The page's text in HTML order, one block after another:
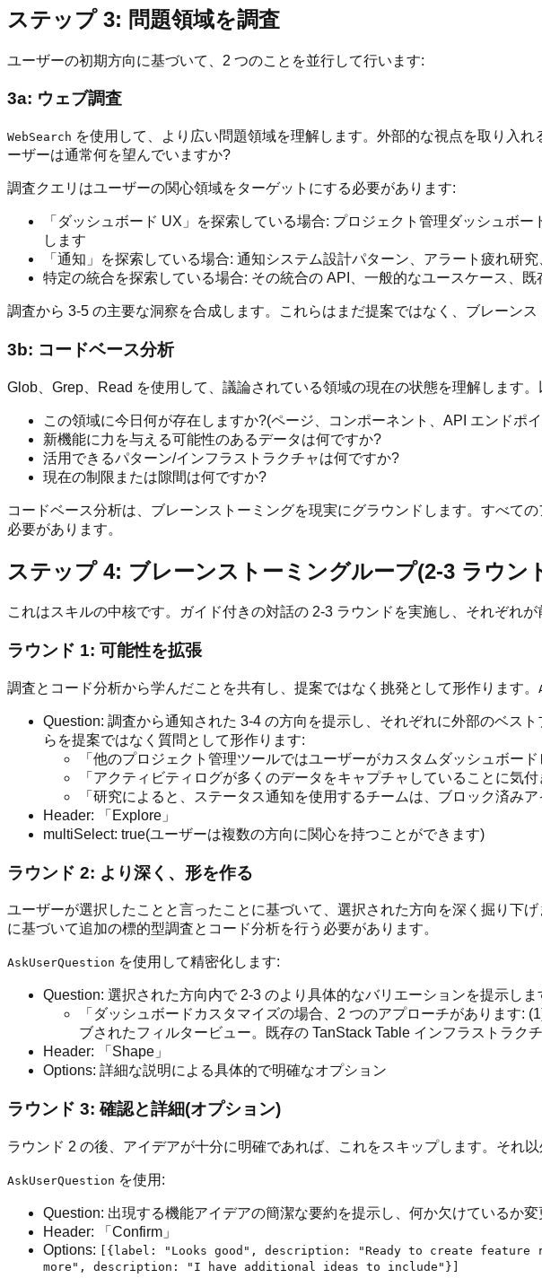
ステップ 3: 問題領域を調査
ユーザーの初期方向に基づいて、2 つのことを並行して行います:
3a: ウェブ調査
WebSearch を使用して、より広い問題領域を理解します。外部的な視点を取り入
ーザーは通常何を望んでいますか?
調査クエリはユーザーの関心領域をターゲットにする必要があります:
「ダッシュボード UX」を探索している場合: プロジェクト管理ダッシュボ
します
「通知」を探索している場合: 通知システム設計パターン、アラート疲れ研
特定の統合を探索している場合: その統合の API、一般的なユースケース、既
調査から 3-5 の主要な洞察を合成します。これらはまだ提案ではなく、ブレーン
3b: コードベース分析
Glob、Grep、Read を使用して、議論されている領域の現在の状態を理解します
この領域に今日何が存在しますか?(ページ、コンポーネント、API エンドポ
新機能に力を与える可能性のあるデータは何ですか?
活用できるパターン/インフラストラクチャは何ですか?
現在の制限または隙間は何ですか?
コードベース分析は、ブレーンストーミングを現実にグラウンドします。すべて
必要があります。
ステップ 4: ブレーンストーミングループ(2-3 ラウン
これはスキルの中核です。ガイド付きの対話の 2-3 ラウンドを実施し、それぞ
ラウンド 1: 可能性を拡張
調査とコード分析から学んだことを共有し、提案ではなく挑発として形作ります。
Question: 調査から通知された 3-4 の方向を提示し、それぞれに外部のベス
らを提案ではなく質問として形作ります:
「他のプロジェクト管理ツールではユーザーがカスタムダッシュボー
「アクティビティログが多くのデータをキャプチャしていることに気
「研究によると、ステータス通知を使用するチームは、ブロック済み
Header: 「Explore」
multiSelect: true(ユーザーは複数の方向に関心を持つことができます)
ラウンド 2: より深く、形を作る
ユーザーが選択したことと言ったことに基づいて、選択された方向を深く掘り下
に基づいて追加の標的型調査とコード分析を行う必要があります。
AskUserQuestion を使用して精密化します:
Question: 選択された方向内で 2-3 のより具体的なバリエーションを提示し
「ダッシュボードカスタマイズの場合、2 つのアプローチがあります
ブされたフィルタービュー。既存の TanStack Table インフラストラ
Header: 「Shape」
Options: 詳細な説明による具体的で明確なオプション
ラウンド 3: 確認と詳細(オプション)
ラウンド 2 の後、アイデアが十分に明確であれば、これをスキップします。それ
AskUserQuestion を使用:
Question: 出現する機能アイデアの簡潔な要約を提示し、何か欠けているか
Header: 「Confirm」
Options:
[{label: "Looks good", description: "Ready to create
more", description: "I have additional ideas to include"}]